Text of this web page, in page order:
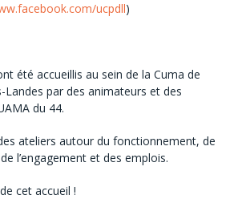
ucpdll)
été accueillis au sein de la Cuma de
par des animateurs et des
du 44.
ateliers autour du fonctionnement, de
l’engagement et des emplois.
cet accueil !